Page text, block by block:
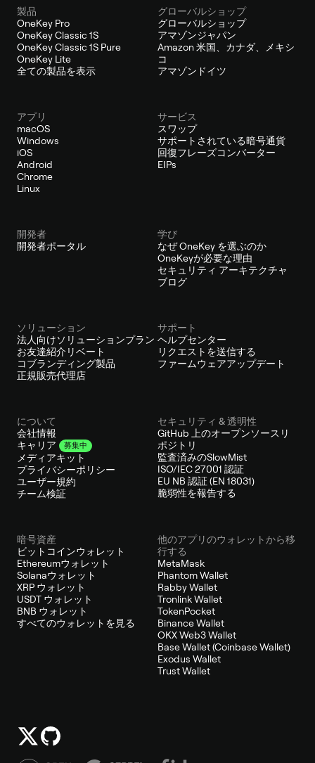
製品
OneKey Pro
OneKey Classic 1S
OneKey Classic 1S Pure
OneKey Lite
全ての製品を表示
グローバルショップ
グローバルショップ
アマゾンジャパン
Amazon 米国、カナダ、メキシ
コ
アマゾンドイツ
アプリ
macOS
Windows
iOS
Android
Chrome
Linux
サービス
スワップ
サポートされている暗号通貨
回復フレーズコンバーター
EIPs
開発者
開発者ポータル
学び
なぜ OneKey を選ぶのか
OneKeyが必要な理由
セキュリティ アーキテクチャ
ブログ
ソリューション
法人向けソリューションプラン
お友達紹介リベート
コブランディング製品
正規販売代理店
サポート
ヘルプセンター
リクエストを送信する
ファームウェアアップデート
について
会社情報
キャリア
募集中
メディアキット
プライバシーポリシー
ユーザー規約
チーム検証
セキュリティ & 透明性
GitHub 上のオープンソースリ
ポジトリ
監査済みのSlowMist
ISO/IEC 27001 認証
EU NB 認証 (EN 18031)
脆弱性を報告する
暗号資産
ビットコインウォレット
Ethereumウォレット
Solanaウォレット
XRP ウォレット
USDT ウォレット
BNB ウォレット
すべてのウォレットを見る
他のアプリのウォレットから移
行する
MetaMask
Phantom Wallet
Rabby Wallet
Tronlink Wallet
TokenPocket
Binance Wallet
OKX Web3 Wallet
Base Wallet (Coinbase Wallet)
Exodus Wallet
Trust Wallet